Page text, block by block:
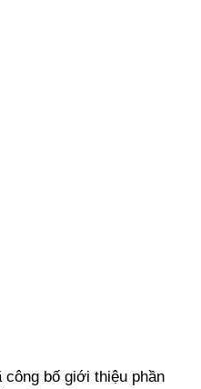
công bố giới thiệu phần